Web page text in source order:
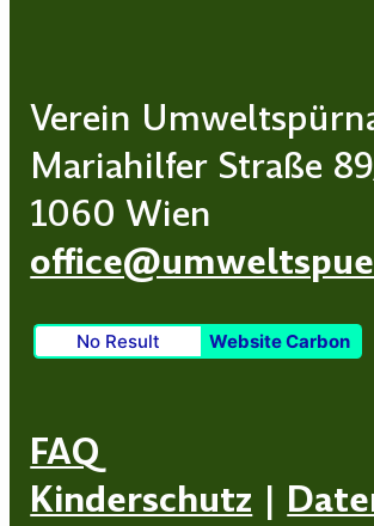
Verein
Mariahilfer Straße
1060 Wien
No Result Website Carbon
FAQ
Kinderschutz |